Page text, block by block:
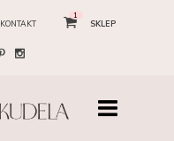
KONTAKT
1
SKLEP